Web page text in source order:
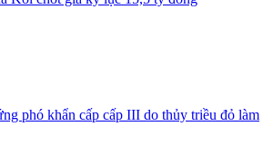
phó khẩn cấp cấp III do thủy triều đỏ làm